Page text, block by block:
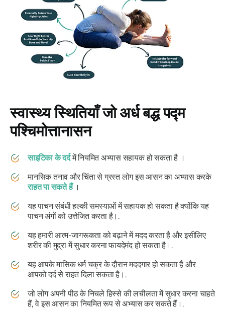
स्वास्थ्य स्थितियाँ जोअर्ध बद्ध पद्म
पश्चिमोत्तानासन
साइटिका के दर्दमें नियमित अभ्यास सहायक हो सकता है ।
मानसिक तनाव और चिंता से ग्रस्त लोग इस आसन का अभ्यास करके
राहत पा सकते हैं।
यह पाचन संबंधी हल्की समस्याओं में सहायक हो सकता है क्योंकि यह
पाचन अंगों को उत्तेजित करता है।.
यह हमारी आत्म-जागरूकता को बढ़ाने में मदद करता है और इसीलिए
शरीर की मुद्रा में सुधार करना फायदेमंद हो सकता है।.
यह आपके मासिक धर्म चक्र के दौरान मददगार हो सकता है और
आपको दर्द से राहत दिला सकता है।.
जो लोग अपनी पीठ के निचले हिस्से की लचीलता में सुधार करना चाहते
हैं, वे इस आसन का नियमित रूप से अभ्यास कर सकते हैं।.